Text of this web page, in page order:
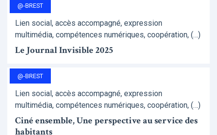
@-BREST
Lien social, accès accompagné, expression
multimédia, compétences numériques, coopération, (…)
Le Journal Invisible 2025
@-BREST
Lien social, accès accompagné, expression
multimédia, compétences numériques, coopération, (…)
Ciné ensemble, Une perspective au service des
habitants